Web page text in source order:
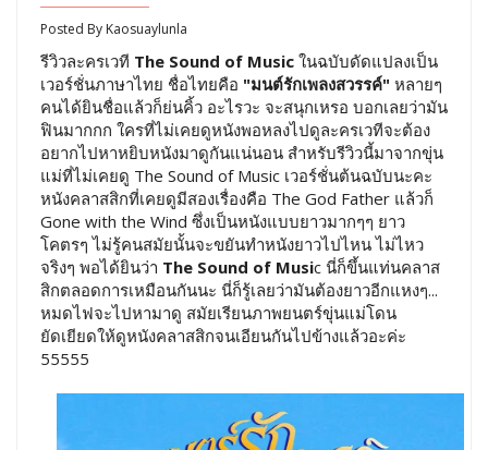
Posted By Kaosuaylunla
รีวิวละครเวที The Sound of Musicในฉบับดัดแปลงเป็น
เวอร์ชั่นภาษาไทย ชื่อไทยคือ "มนต์รักเพลงสวรรค์" หลายๆ
คนได้ยินชื่อแล้วก็ย่นคิ้ว อะไรวะ จะสนุกเหรอ บอกเลยว่ามัน
ฟินมากกก ใครที่ไม่เคยดูหนังพอหลงไปดูละครเวทีจะต้อง
อยากไปหาหยิบหนังมาดูกันแน่นอน สำหรับรีวิวนี้มาจากขุ่น
แม่ที่ไม่เคยดู The Sound of Music เวอร์ชั่นต้นฉบับนะคะ
หนังคลาสสิกที่เคยดูมีสองเรื่องคือ The God Father แล้วก็
Gone with the Wind ซึ่งเป็นหนังแบบยาวมากๆๆ ยาว
โคตรๆ ไม่รู้คนสมัยนั้นจะขยันทำหนังยาวไปไหน ไม่ไหว
จริงๆ พอได้ยินว่า The Sound of Music นี่ก็ขึ้นแท่นคลาส
สิกตลอดการเหมือนกันนะ นี่ก็รู้เลยว่ามันต้องยาวอีกแหงๆ...
หมดไฟจะไปหามาดู สมัยเรียนภาพยนตร์ขุ่นแม่โดน
ยัดเยียดให้ดูหนังคลาสสิกจนเอียนกันไปข้างแล้วอะค่ะ
55555